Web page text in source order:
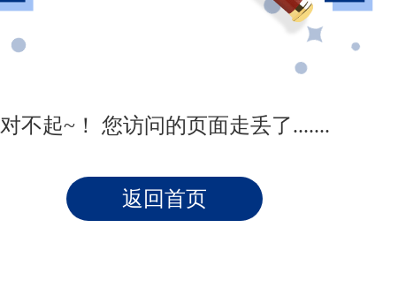
对不起~！ 您访问的页面走丢了.......
返回首页